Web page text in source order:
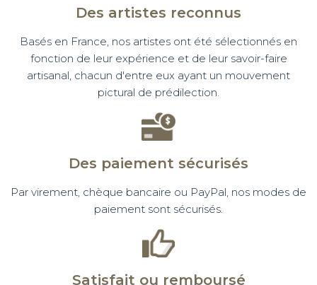
Des artistes reconnus
Basés en France, nos artistes ont été sélectionnés en
fonction de leur expérience et de leur savoir-faire
artisanal, chacun d'entre eux ayant un mouvement
pictural de prédilection.
Des paiement sécurisés
Par virement, chèque bancaire ou PayPal, nos modes de
paiement sont sécurisés.
Satisfait ou remboursé